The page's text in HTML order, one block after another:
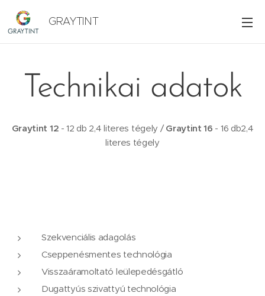
GRAYTINT
Technikai adatok
Graytint 12 - 12 db 2,4 literes tégely / Graytint 16 - 16 db2,4
literes tégely
Szekvenciális adagolás
Cseppenésmentes technológia
Visszaáramoltató leülepedésgátló
Dugattyús szivattyú technológia